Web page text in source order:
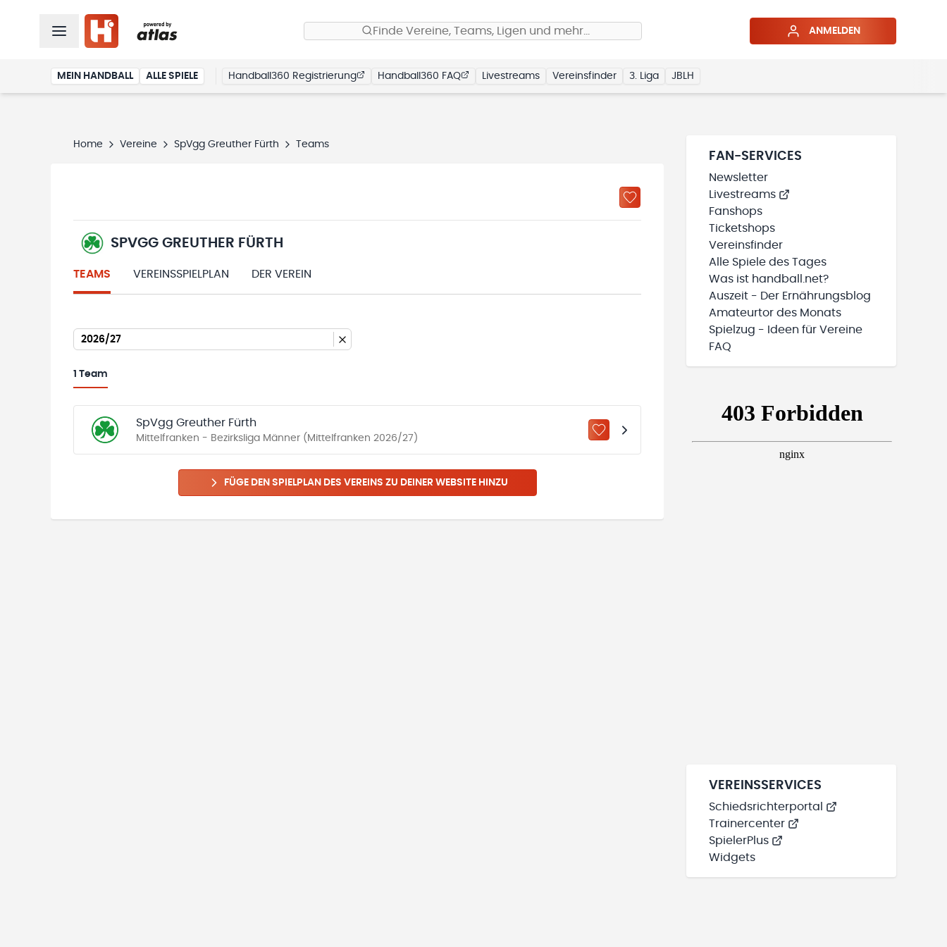
Finde Vereine, Teams, Ligen und mehr… ANMELDEN
MEIN HANDBALL ALLE SPIELE Handball360 Registrierung Handball360 FAQ Livestreams Vereinsfinder 3. Liga JBLH
Home Vereine SpVgg Greuther Fürth Teams
SPVGG GREUTHER FÜRTH
TEAMS VEREINSSPIELPLAN DER VEREIN
2026/27
1 Team
SpVgg Greuther Fürth
Mittelfranken - Bezirksliga Männer (Mittelfranken 2026/27) ZU „MEINE TEAMS“ HINZUFÜGEN
FÜGE DEN SPIELPLAN DES VEREINS ZU DEINER WEBSITE HINZU
FAN-SERVICES
Newsletter
Livestreams
Fanshops
Ticketshops
Vereinsfinder
Alle Spiele des Tages
Was ist handball.net?
Auszeit - Der Ernährungsblog
Amateurtor des Monats
Spielzug - Ideen für Vereine
FAQ
VEREINSSERVICES
Schiedsrichterportal
Trainercenter
SpielerPlus
Widgets